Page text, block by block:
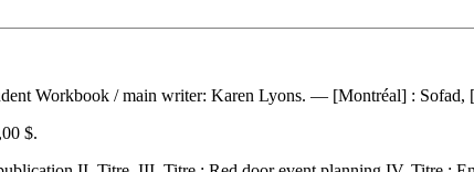
Workbook / main writer: Karen Lyons. — [Montréal] : Sofad,
$.